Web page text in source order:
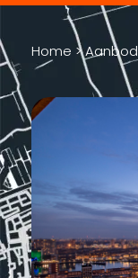
Home >Aanbod